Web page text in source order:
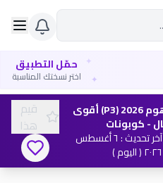
حمّل التطبيق
اختر نسختك المناسبة
✦
✦
كود خصم بان هوم 2026 (P3) أقوى
آخر تحديث: ٦ أغسطس
٢٠٢٦( اليوم )
قيم
هذا